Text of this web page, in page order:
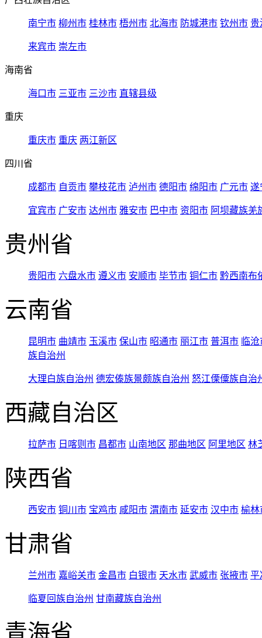
南宁市 柳州市 桂林市 梧州市 北海市 防城港市 钦州市 贵
来宾市 崇左市
海南省
海口市 三亚市 三沙市 直辖县级
重庆
重庆市 重庆 两江新区
四川省
成都市 自贡市 攀枝花市 泸州市 德阳市 绵阳市 广元市 遂
宜宾市 广安市 达州市 雅安市 巴中市 资阳市 阿坝藏族羌
贵州省
贵阳市 六盘水市 遵义市 安顺市 毕节市 铜仁市 黔西南布
云南省
昆明市 曲靖市 玉溪市 保山市 昭通市 丽江市 普洱市 临
族自治州
大理白族自治州 德宏傣族景颇族自治州 怒江傈僳族自治
西藏自治区
拉萨市 日喀则市 昌都市 山南地区 那曲地区 阿里地区 林
陕西省
西安市 铜川市 宝鸡市 咸阳市 渭南市 延安市 汉中市 榆林
甘肃省
兰州市 嘉峪关市 金昌市 白银市 天水市 武威市 张掖市 平
临夏回族自治州 甘南藏族自治州
青海省